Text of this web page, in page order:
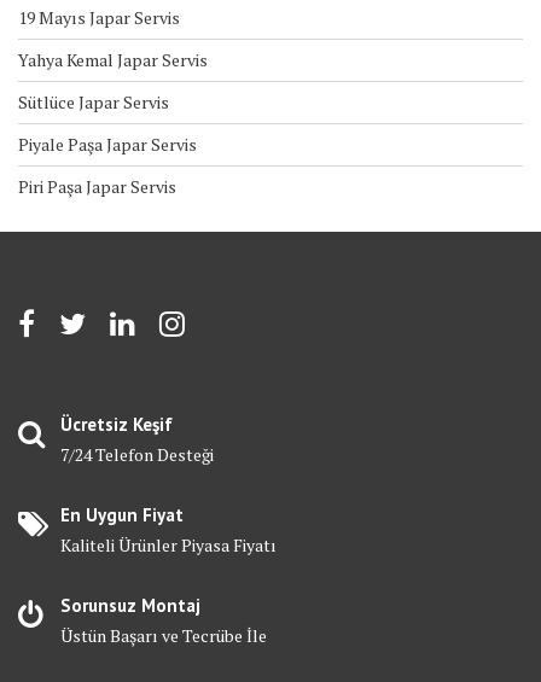
19 Mayıs Japar Servis
Yahya Kemal Japar Servis
Sütlüce Japar Servis
Piyale Paşa Japar Servis
Piri Paşa Japar Servis
Ücretsiz Keşif
7/24 Telefon Desteği
En Uygun Fiyat
Kaliteli Ürünler Piyasa Fiyatı
Sorunsuz Montaj
Üstün Başarı ve Tecrübe İle